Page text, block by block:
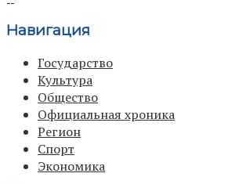
Навигация
Государство
Культура
Общество
Официальная хроника
Регион
Спорт
Экономика